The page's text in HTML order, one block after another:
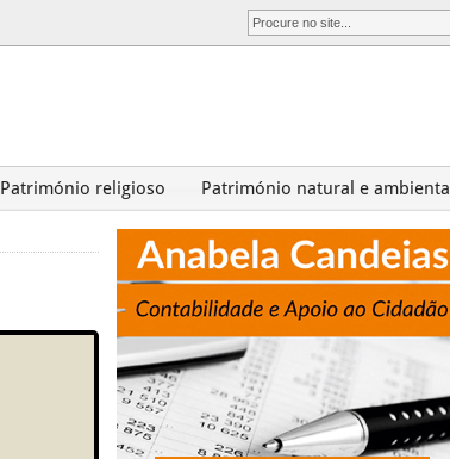
Património religioso
Património natural e ambiental